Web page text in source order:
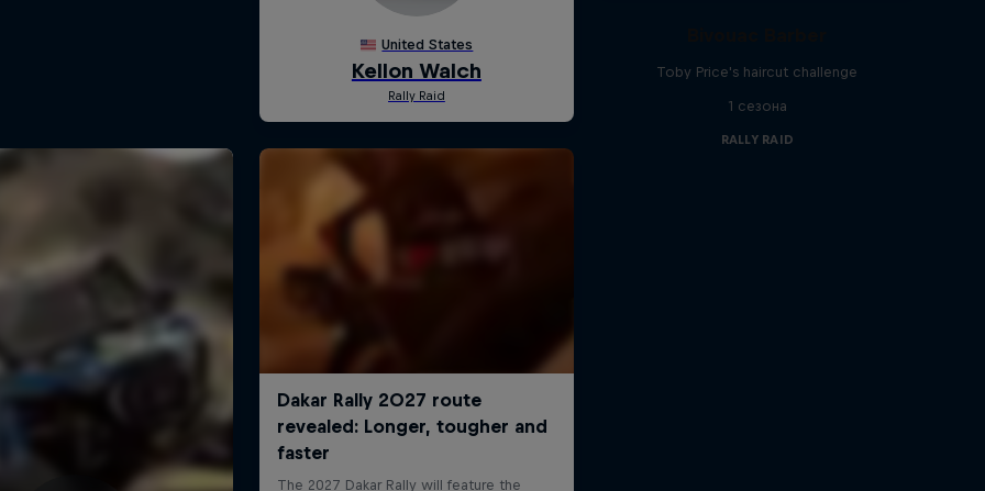
Toby Price's haircut challenge
1 сезона
RALLY RAID